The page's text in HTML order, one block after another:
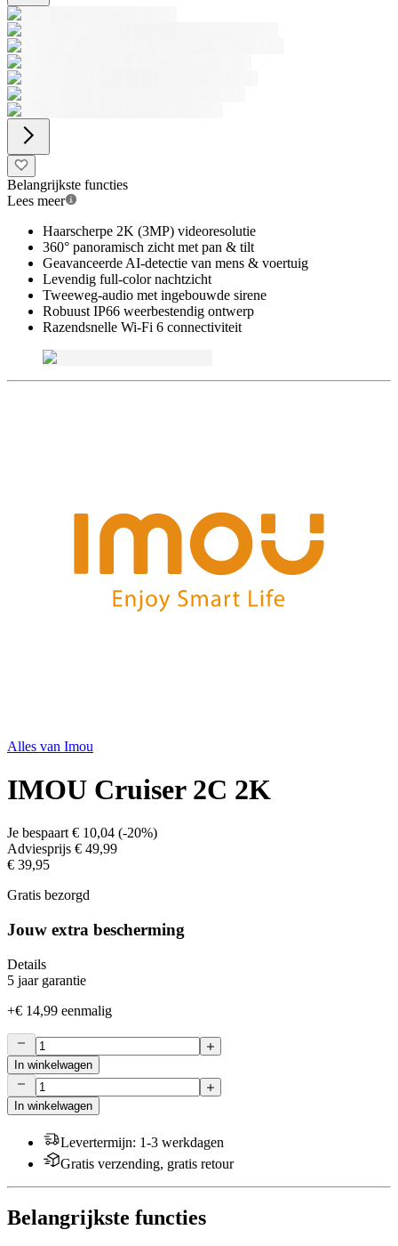
Belangrijkste functies
Lees meer
Haarscherpe 2K (3MP) videoresolutie
360° panoramisch zicht met pan & tilt
Geavanceerde AI-detectie van mens & voertuig
Levendig full-color nachtzicht
Tweeweg-audio met ingebouwde sirene
Robuust IP66 weerbestendig ontwerp
Razendsnelle Wi-Fi 6 connectiviteit
Alles van Imou
IMOU Cruiser 2C 2K
Je bespaart € 10,04 (-20%)
Adviesprijs € 49,99
€ 39,95
Gratis bezorgd
Jouw extra bescherming
Details
5 jaar garantie
+€ 14,99 eenmalig
In winkelwagen
In winkelwagen
Levertermijn: 1-3 werkdagen
Gratis verzending, gratis retour
Belangrijkste functies